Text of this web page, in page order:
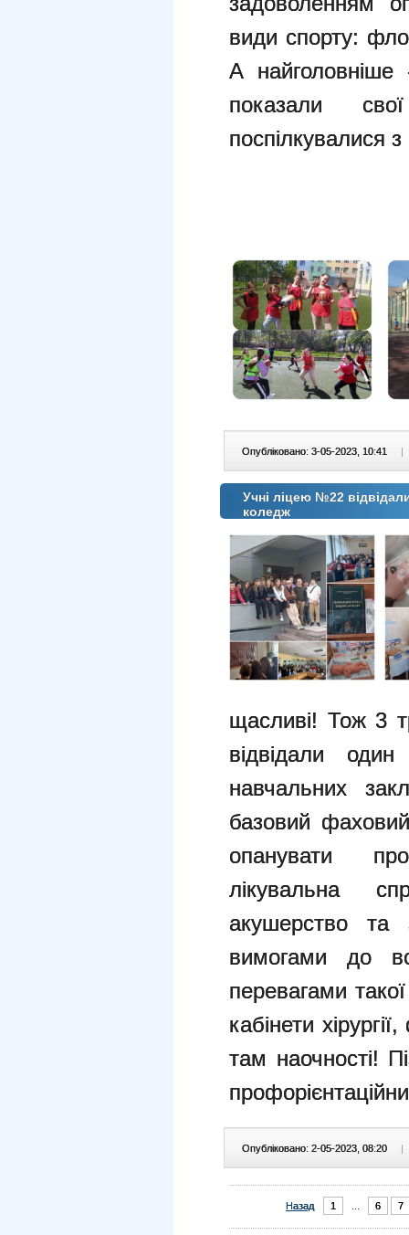
види спорту:
А найголовніше
показали
поспілкувалися
Опубліковано: 3-05-2023, 10:41 |
Учні ліцею №22
коледж
щасливі! Тож 3
відвідали
навчальних
базовий
опанувати
лікувальна
акушерство та
вимогами до
перевагами
кабінети
там наочності!
Опубліковано: 2-05-2023, 08:20 |
Назад 1 6 7